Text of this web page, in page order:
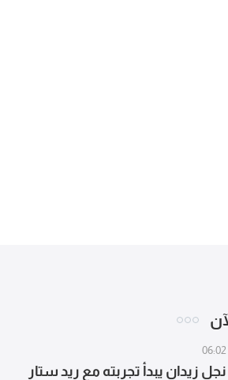
06:02
نجل زيدان يبدأ تجربته مع ريد ستار